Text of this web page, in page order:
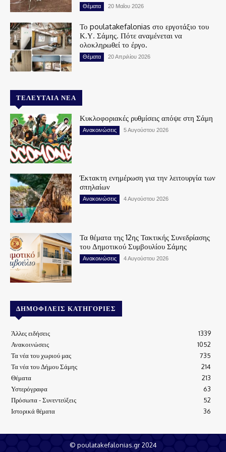
Θέματα 20 Μαΐου 2026
Το poulatakefalonias στο εργοτάξιο του
Κ.Υ. Σάμης. Πότε αναμένεται να
ολοκληρωθεί το έργο.
Θέματα 20 Απριλίου 2026
ΤΕΛΕΥΤΑΊΑ ΝΈΑ
Κυκλοφοριακές ρυθμίσεις απόψε στη Σάμη
Ανακοινώσεις 5 Αυγούστου 2026
Έκτακτη ενημέρωση για την λειτουργία των
σπηλαίων
Ανακοινώσεις 4 Αυγούστου 2026
Τα θέματα της 12ης Τακτικής Συνεδρίασης
του Δημοτικού Συμβουλίου Σάμης
Ανακοινώσεις 4 Αυγούστου 2026
ΔΗΜΟΦΙΛΕΊΣ ΚΑΤΗΓΟΡΊΕΣ
Άλλες ειδήσεις
1339
Ανακοινώσεις
1052
Τα νέα του χωριού μας
735
Τα νέα του Δήμου Σάμης
214
Θέματα
213
Υστερόγραφα
63
Πρόσωπα - Συνεντεύξεις
52
Ιστορικά θέματα
36
© poulatakefalonias.gr 2024